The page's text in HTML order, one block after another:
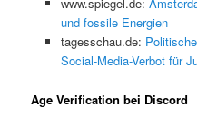
www.spiegel.de:
und fossile Energien
tagesschau.de:
Social-Media-Verbot für
Age Verification bei Discord